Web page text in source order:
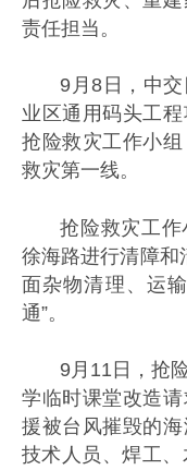
责任担当。
9月8日，中
业区通用码头工
抢险救灾工作小
救灾第一线。
抢险救灾工
徐海路进行清障和
面杂物清理、运
通”。
9月11日，抢
学临时课堂改造
援被台风摧毁的
技术人员、焊工